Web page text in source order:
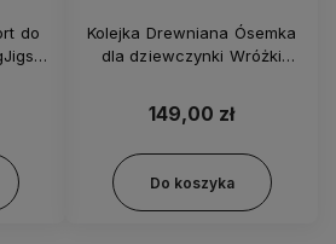
do
Kolejka Drewniana Ósemka
dla dziewczynki Wróżki
149,00 zł
Do koszyka